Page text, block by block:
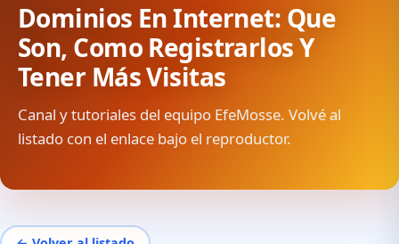
Dominios En Internet: Que
Son, Como Registrarlos Y
Tener Más Visitas
Canal y tutoriales del equipo EfeMosse. Volvé al
listado con el enlace bajo el reproductor.